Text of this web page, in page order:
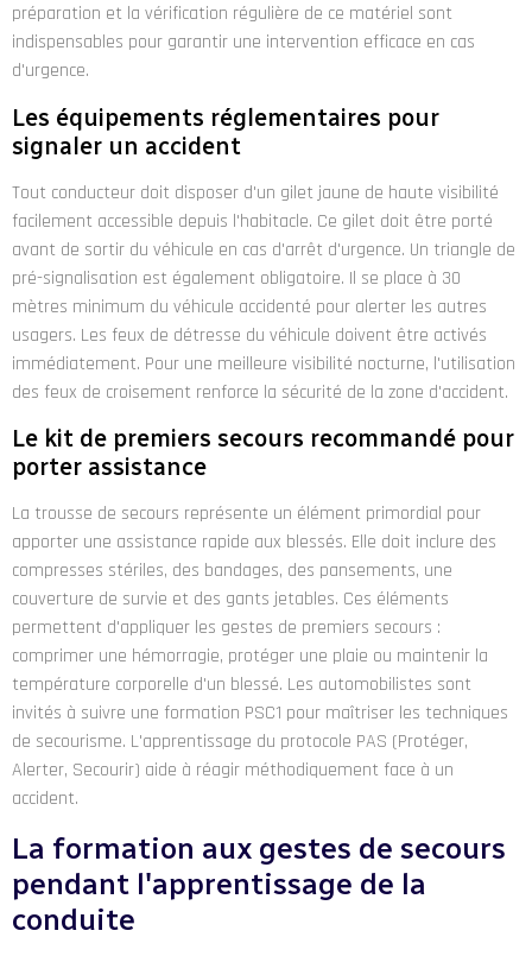
préparation et la vérification régulière de ce matériel sont
indispensables pour garantir une intervention efficace en cas
d'urgence.
Les équipements réglementaires pour
signaler un accident
Tout conducteur doit disposer d'un gilet jaune de haute visibilité
facilement accessible depuis l'habitacle. Ce gilet doit être porté
avant de sortir du véhicule en cas d'arrêt d'urgence. Un triangle de
pré-signalisation est également obligatoire. Il se place à 30
mètres minimum du véhicule accidenté pour alerter les autres
usagers. Les feux de détresse du véhicule doivent être activés
immédiatement. Pour une meilleure visibilité nocturne, l'utilisation
des feux de croisement renforce la sécurité de la zone d'accident.
Le kit de premiers secours recommandé pour
porter assistance
La trousse de secours représente un élément primordial pour
apporter une assistance rapide aux blessés. Elle doit inclure des
compresses stériles, des bandages, des pansements, une
couverture de survie et des gants jetables. Ces éléments
permettent d'appliquer les gestes de premiers secours :
comprimer une hémorragie, protéger une plaie ou maintenir la
température corporelle d'un blessé. Les automobilistes sont
invités à suivre une formation PSC1 pour maîtriser les techniques
de secourisme. L'apprentissage du protocole PAS (Protéger,
Alerter, Secourir) aide à réagir méthodiquement face à un
accident.
La formation aux gestes de secours
pendant l'apprentissage de la
conduite